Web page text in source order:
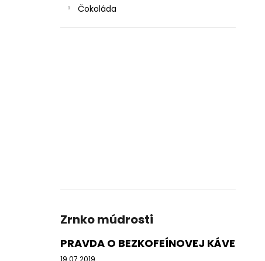
Čokoláda
Zrnko múdrosti
PRAVDA O BEZKOFEÍNOVEJ KÁVE